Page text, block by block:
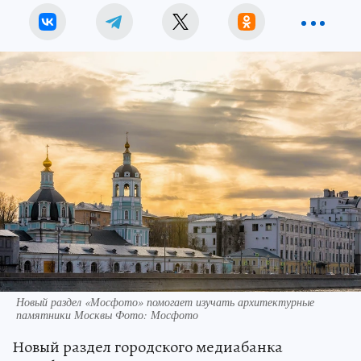
Новый раздел «Мосфото» помогает изучать архитектурные
памятники Москвы Фото: Мосфото
Новый раздел городского медиабанка